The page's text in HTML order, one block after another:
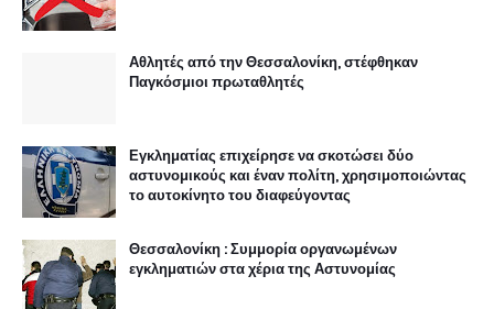
Αθλητές από την Θεσσαλονίκη, στέφθηκαν
Παγκόσμιοι πρωταθλητές
Εγκληματίας επιχείρησε να σκοτώσει δύο
αστυνομικούς και έναν πολίτη, χρησιμοποιώντας
το αυτοκίνητο του διαφεύγοντας
Θεσσαλονίκη : Συμμορία οργανωμένων
εγκληματιών στα χέρια της Αστυνομίας